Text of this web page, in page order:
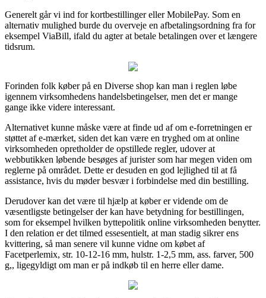
Generelt går vi ind for kortbestillinger eller MobilePay. Som en
alternativ mulighed burde du overveje en afbetalingsordning fra for
eksempel ViaBill, ifald du agter at betale betalingen over et længere
tidsrum.
Forinden folk køber på en Diverse shop kan man i reglen løbe
igennem virksomhedens handelsbetingelser, men det er mange
gange ikke videre interessant.
Alternativet kunne måske være at finde ud af om e-forretningen er
støttet af e-mærket, siden det kan være en tryghed om at online
virksomheden opretholder de opstillede regler, udover at
webbutikken løbende besøges af jurister som har megen viden om
reglerne på området. Dette er desuden en god lejlighed til at få
assistance, hvis du møder besvær i forbindelse med din bestilling.
Derudover kan det være til hjælp at køber er vidende om de
væsentligste betingelser der kan have betydning for bestillingen,
som for eksempel hvilken byttepolitik online virksomheden benytter.
I den relation er det tilmed essesentielt, at man stadig sikrer ens
kvittering, så man senere vil kunne vidne om købet af
Facetperlemix, str. 10-12-16 mm, hulstr. 1-2,5 mm, ass. farver, 500
g,, ligegyldigt om man er på indkøb til en herre eller dame.